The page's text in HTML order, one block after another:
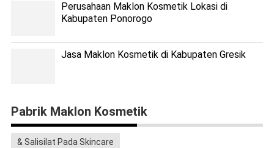
Perusahaan Maklon Kosmetik Lokasi di
Kabupaten Ponorogo
Jasa Maklon Kosmetik di Kabupaten Gresik
Pabrik Maklon Kosmetik
& Salisilat Pada Skincare